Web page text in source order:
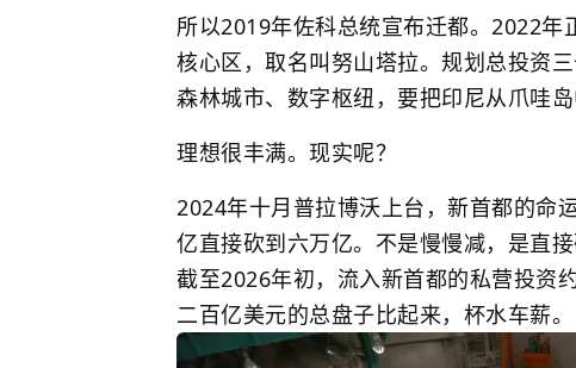
所以2019年佐科总统宣布迁都。2022
核心区，取名叫努山塔拉。规划总投资
森林城市、数字枢纽，要把印尼从爪哇岛
理想很丰满。现实呢？
2024年十月普拉博沃上台，新首都的命
亿直接砍到六万亿。不是慢慢减，是直
截至2026年初，流入新首都的私营投资
二百亿美元的总盘子比起来，杯水车薪。